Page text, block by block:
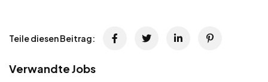
Teile diesen Beitrag:
Verwandte Jobs